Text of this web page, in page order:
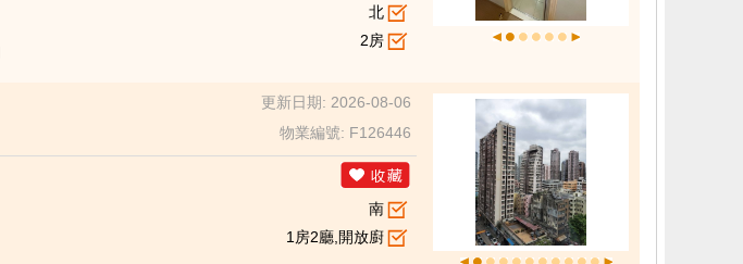
北
2房
更新日期: 2026-08-06
物業編號: F126446
南
1房2廳,開放廚